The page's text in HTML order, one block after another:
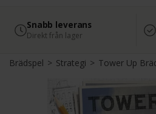
4.8
Läs omdömen på Google
Snabb leverans
Direkt från lager
Brädspel>Strategi>Tower Up